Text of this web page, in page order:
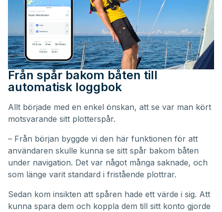
Från spår bakom båten till
automatisk loggbok
Allt började med en enkel önskan, att se var man kört
motsvarande sitt plotterspår.
– Från början byggde vi den här funktionen för att
användaren skulle kunna se sitt spår bakom båten
under navigation. Det var något många saknade, och
som länge varit standard i fristående plottrar.
Sedan kom insikten att spåren hade ett värde i sig. Att
kunna spara dem och koppla dem till sitt konto gjorde